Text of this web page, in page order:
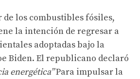
de los combustibles fósiles,
la intención de regresar a
adoptadas bajo la
Biden. El republicano declaró
energética”Para impulsar la